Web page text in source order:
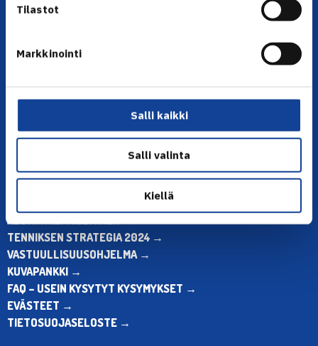
Tilastot
Markkinointi
Salli kaikki
Salli valinta
Kiellä
Olympiastadion, Paavo Nurmen tie 1, 00250 Helsinki
Muina aikoina olkaa yhteydessä
KAIKKI YHTEYSTIEDOT →
ALOITA KILPAILEMINEN →
TENNIKSEN STRATEGIA 2024 →
VASTUULLISUUSOHJELMA →
KUVAPANKKI →
FAQ – USEIN KYSYTYT KYSYMYKSET →
EVÄSTEET →
TIETOSUOJASELOSTE →